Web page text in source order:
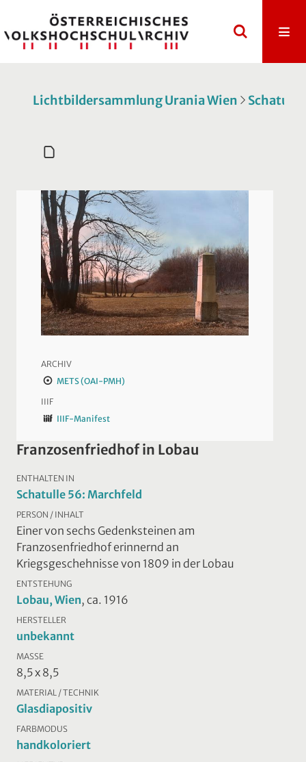
Lichtbildersammlung Urania Wien
ARCHIV
METS (OAI-PMH)
IIIF
IIIF-Manifest
Franzosenfriedhof in Lobau
ENTHALTEN IN
Schatulle 56: Marchfeld
PERSON / INHALT
Einer von sechs Gedenksteinen am
Franzosenfriedhof erinnernd an
Kriegsgeschehnisse von 1809 in der Lobau
ENTSTEHUNG
Lobau, Wien, ca. 1916
HERSTELLER
unbekannt
MASSE
8,5 x 8,5
MATERIAL / TECHNIK
Glasdiapositiv
FARBMODUS
handkoloriert